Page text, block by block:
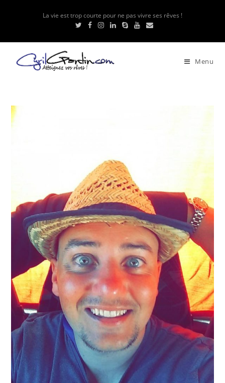
La vie est trop courte pour ne pas vivre ses rêves !
Menu